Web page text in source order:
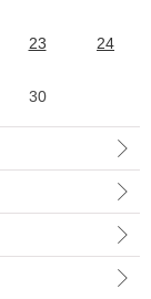
23 24
30